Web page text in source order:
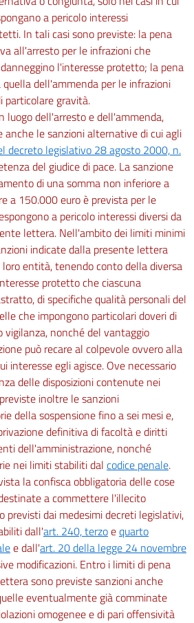
a pericolo interessi
In tali casi sono previste: la pena
all'arresto per le infrazioni che
l'interesse protetto; la pena
dell'ammenda per le infrazioni
particolare gravità.
luogo dell'arresto e dell'ammenda,
anche le sanzioni alternative di cui agli
decreto legislativo 28 agosto 2000, n.
del giudice di pace. La sanzione
di una somma non inferiore a
a 150.000 euro è prevista per le
a pericolo interessi diversi da
lettera. Nell'ambito dei limiti minimi
indicate dalla presente lettera
entità, tenendo conto della diversa
protetto che ciascuna
di specifiche qualità personali del
che impongono particolari doveri di
vigilanza, nonché del vantaggio
può recare al colpevole ovvero alla
interesse egli agisce. Ove necessario
delle disposizioni contenute nei
inoltre le sanzioni
della sospensione fino a sei mesi e,
definitiva di facoltà e diritti
dell'amministrazione, nonché
nei limiti stabiliti dal codice penale.
la confisca obbligatoria delle cose
a commettere l'illecito
previsti dai medesimi decreti legislativi,
dall'art. 240, terzoequarto
e dall'art. 20 della legge 24 novembre
modificazioni. Entro i limiti di pena
sono previste sanzioni anche
eventualmente già comminate
omogenee e di pari offensività